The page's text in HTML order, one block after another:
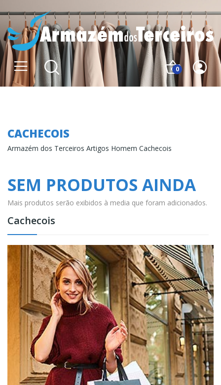
0
Cachecois
CACHECOIS
Armazém dos Terceiros Artigos Homem Cachecois
SEM PRODUTOS AINDA
Mais produtos serão exibidos à media que foram adicionados.